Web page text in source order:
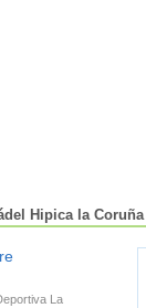
Hipica la Coruña
La